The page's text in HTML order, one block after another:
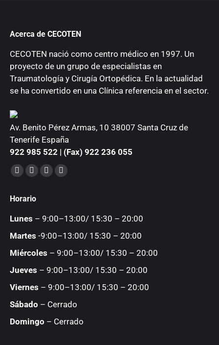
Acerca de CECOTEN
CECOTEN nació como centro médico en 1997. Un
proyecto de un grupo de especialistas en
Traumatología y Cirugía Ortopédica. En la actualidad
se ha convertido en una Clínica referencia en el sector.
Av. Benito Pérez Armas, 10 38007 Santa Cruz de
Tenerife España
922 985 522 | (Fax) 922 236 055
Encuéntranos en:
Facebook
opens
window
YouTube
opens
window
Instagram
in
window
Mail
in
window
Horario
Lunes – 9:00–13:00/ 15:30 – 20:00
Martes -9:00–13:00/ 15:30 – 20:00
Miércoles – 9:00–13:00/ 15:30 – 20:00
Jueves – 9:00–13:00/ 15:30 – 20:00
Viernes – 9:00–13:00/ 15:30 – 20:00
Sábado – Cerrado
Domingo – Cerrado